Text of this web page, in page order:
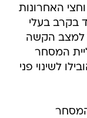
מ-5%, ובשנה וחצי האחרונות
בקרב בעלי
למצב הקשה
המסחר
לשינוי פני